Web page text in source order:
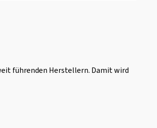
führenden Herstellern. Damit wird